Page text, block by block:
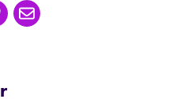
on X
Share on Pinterest
Share via email